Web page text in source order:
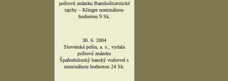
poštovú známku Banskoštiavnické
tajchy – Klinger nominálnou
hodnotou 9 Sk.
30. 6. 2004
Slovenská pošta, a. s., vydala
poštovú známku
Špaňodolinský banský vodovod s
nominálnou hodnotou 24 Sk.